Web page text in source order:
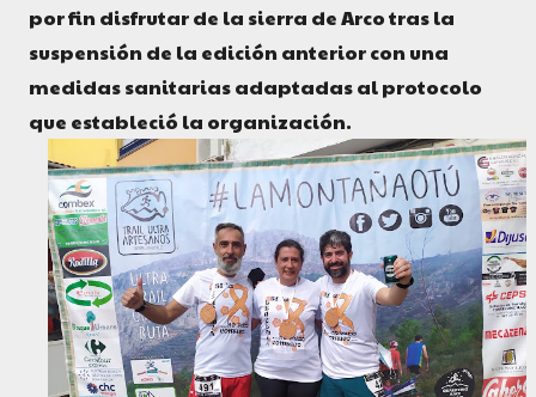
por fin disfrutar de la sierra de Arco tras la
suspensión de la edición anterior con una
medidas sanitarias adaptadas al protocolo
que estableció la organización.